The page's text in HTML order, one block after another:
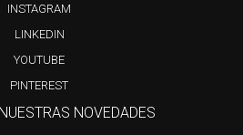
INSTAGRAM
LINKEDIN
YOUTUBE
PINTEREST
NOVEDADES